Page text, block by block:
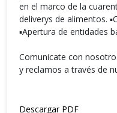
en el marco de la
deliverys de alimentos.
▪Apertura de entidades
Comunicate con
y reclamos a través de
Descargar PDF